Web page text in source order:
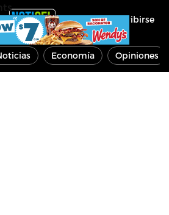
Inscribirse
Economía Opiniones